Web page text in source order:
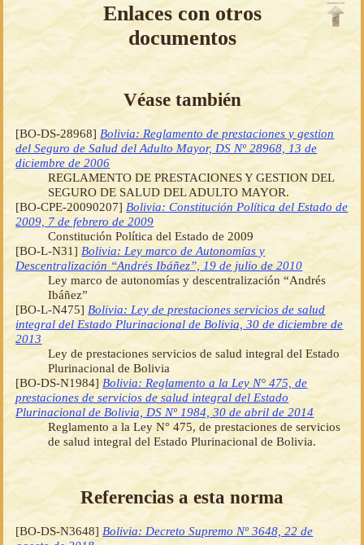
Enlaces con otros
documentos
Véase también
[BO-DS-28968] Bolivia: Reglamento de prestaciones y gestion
del Seguro de Salud del Adulto Mayor, DS Nº 28968, 13 de
diciembre de 2006
REGLAMENTO DE PRESTACIONES Y GESTION DEL
SEGURO DE SALUD DEL ADULTO MAYOR.
[BO-CPE-20090207] Bolivia: Constitución Política del Estado de
2009, 7 de febrero de 2009
Constitución Política del Estado de 2009
[BO-L-N31] Bolivia: Ley marco de Autonomías y
Descentralización “Andrés Ibáñez”, 19 de julio de 2010
Ley marco de autonomías y descentralización “Andrés
Ibáñez”
[BO-L-N475] Bolivia: Ley de prestaciones servicios de salud
integral del Estado Plurinacional de Bolivia, 30 de diciembre de
2013
Ley de prestaciones servicios de salud integral del Estado
Plurinacional de Bolivia
[BO-DS-N1984] Bolivia: Reglamento a la Ley N° 475, de
prestaciones de servicios de salud integral del Estado
Plurinacional de Bolivia, DS Nº 1984, 30 de abril de 2014
Reglamento a la Ley N° 475, de prestaciones de servicios
de salud integral del Estado Plurinacional de Bolivia.
Referencias a esta norma
[BO-DS-N3648] Bolivia: Decreto Supremo Nº 3648, 22 de